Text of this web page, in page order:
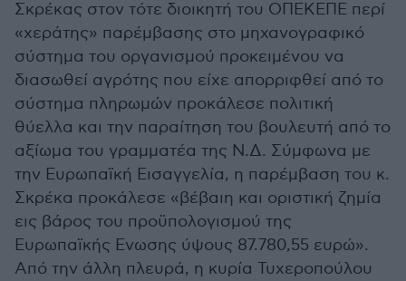
Σκρέκας στον τότε διοικητή του ΟΠΕΚΕΠΕ περί
«χεράτης» παρέμβασης στο μηχανογραφικό
σύστημα του οργανισμού προκειμένου να
διασωθεί αγρότης που είχε απορριφθεί από το
σύστημα πληρωμών προκάλεσε πολιτική
θύελλα και την παραίτηση του βουλευτή από το
αξίωμα του γραμματέα της Ν.Δ. Σύμφωνα με
την Ευρωπαϊκή Εισαγγελία, η παρέμβαση του κ.
Σκρέκα προκάλεσε «βέβαιη και οριστική ζημία
εις βάρος του προϋπολογισμού της
Ευρωπαϊκής Ενωσης ύψους 87.780,55 ευρώ».
Από την άλλη πλευρά, η κυρία Τυχεροπούλου